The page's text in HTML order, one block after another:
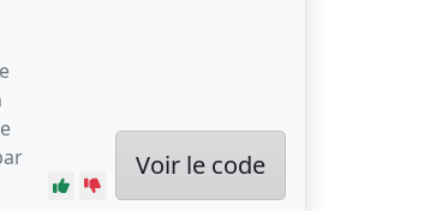
Voir le code